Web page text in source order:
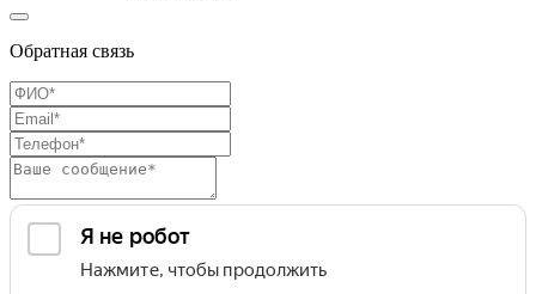
Обратная связь